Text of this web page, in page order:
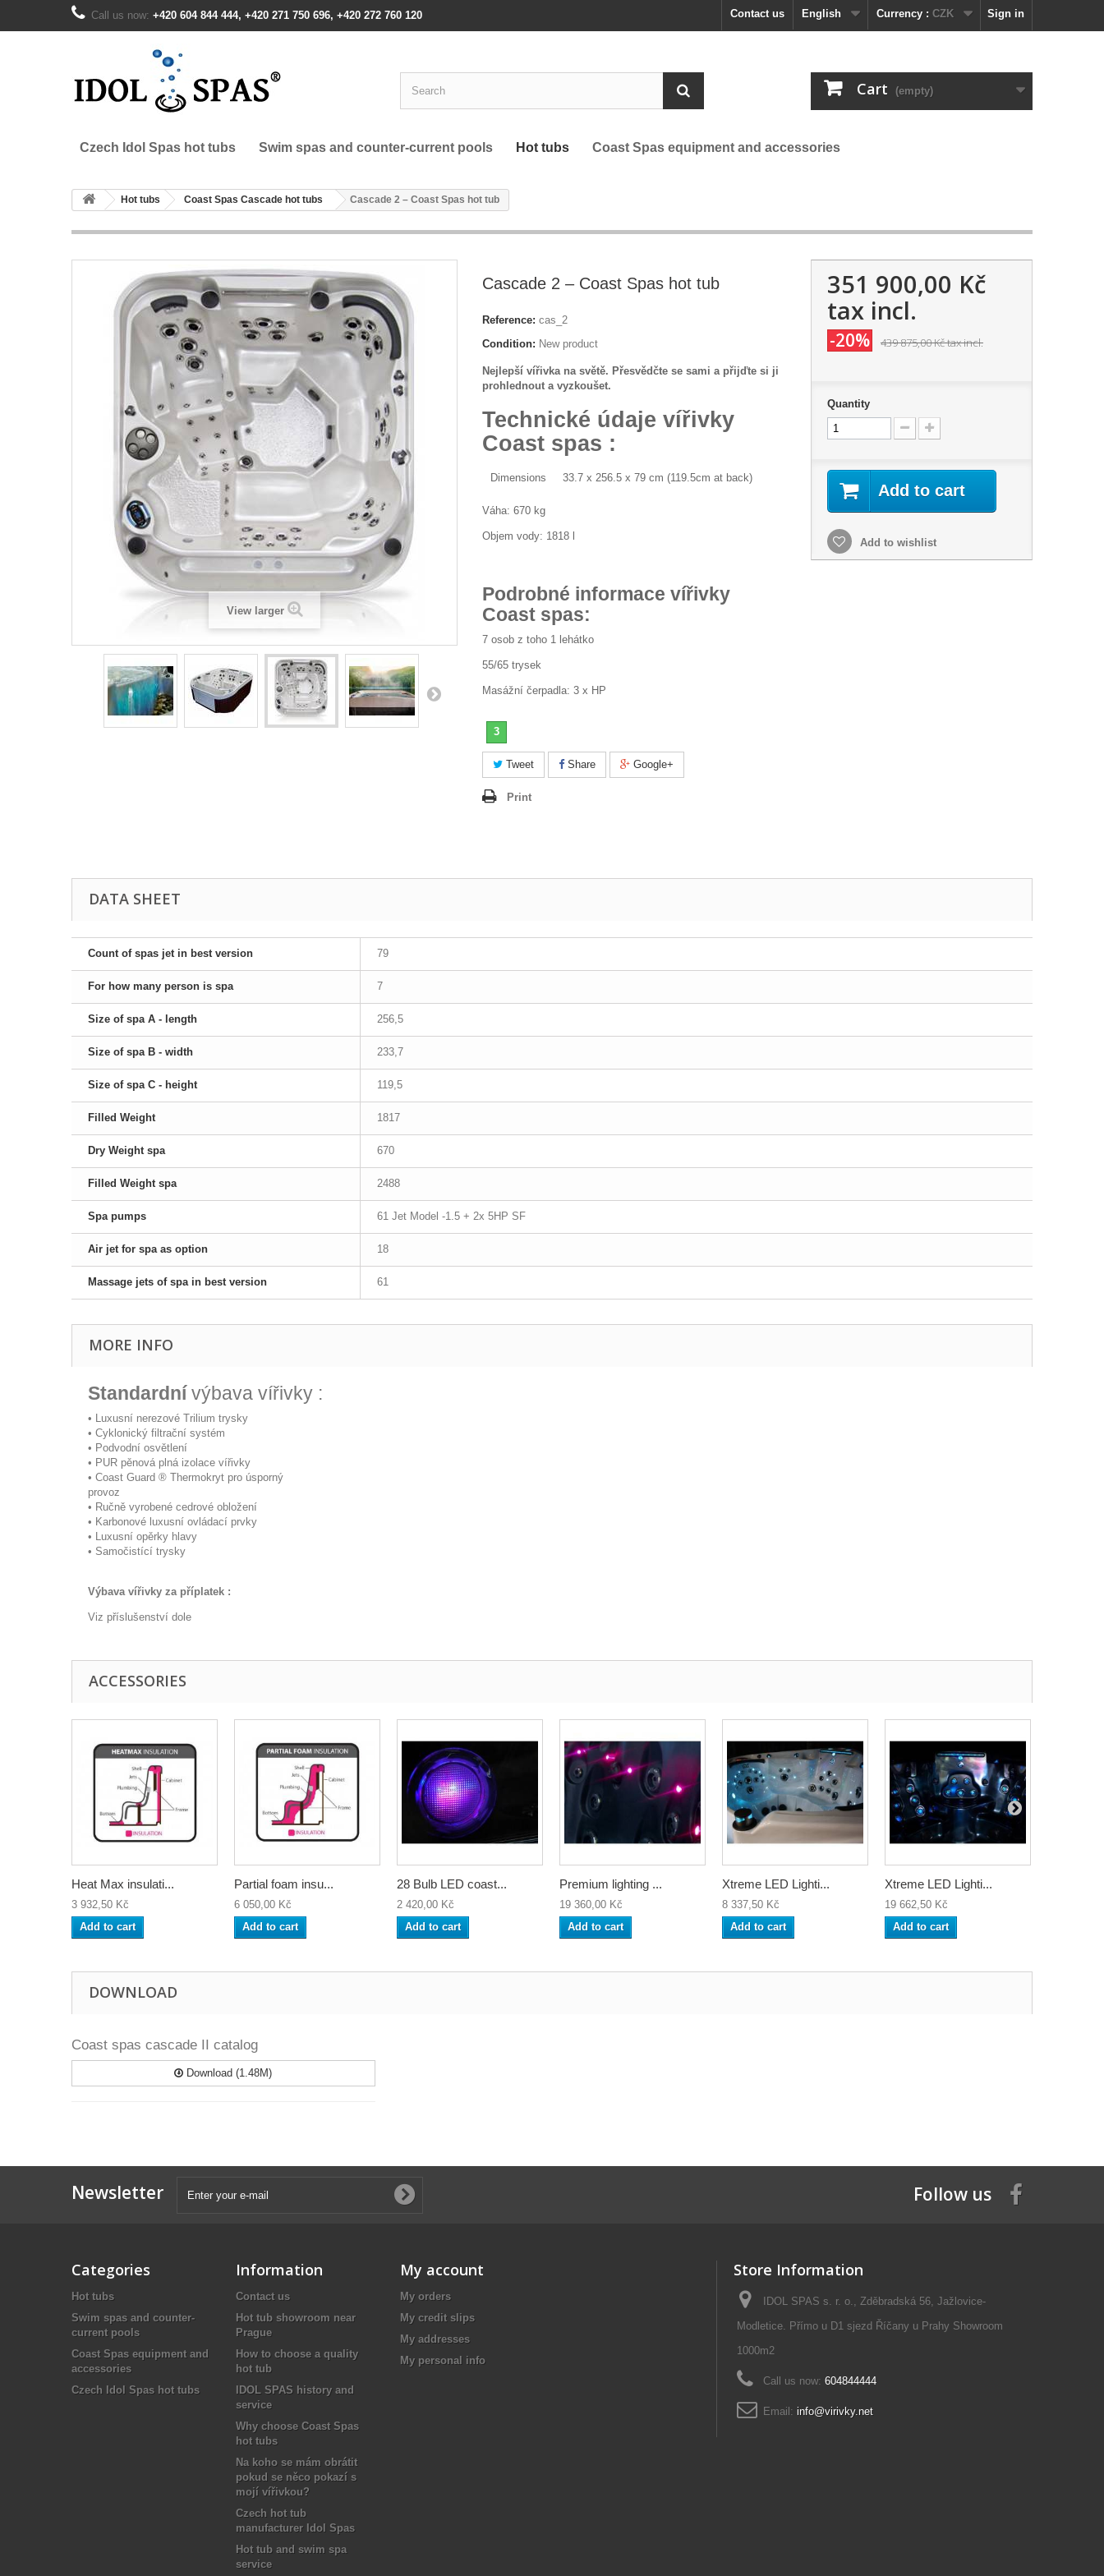
Sign in
Currency : CZK
English
Contact us
Call us now: +420 604 844 444, +420 271 750 696, +420 272 760 120
Cart (empty)
Czech Idol Spas hot tubs Swim spas and counter-current pools Hot tubs Coast Spas equipment and accessories
Hot tubs Coast Spas Cascade hot tubs Cascade 2 – Coast Spas hot tub
View larger
Cascade 2 – Coast Spas hot tub
Reference: cas_2
Condition: New product
Nejlepší vířivka na světě. Přesvědčte se sami a přijďte si ji
prohlednout a vyzkoušet.
Technické údaje vířivky
Coast spas :
Dimensions 33.7 x 256.5 x 79 cm (119.5cm at back)
Váha: 670 kg
Objem vody: 1818 l
Podrobné informace vířivky
Coast spas:
7 osob z toho 1 lehátko
55/65 trysek
Masážní čerpadla: 3 x HP
3
Tweet Share Google+
Print
351 900,00 Kč
tax incl.
-20% 439 875,00 Kčtax incl.
Quantity
Add to cart
Add to wishlist
DATA SHEET
Count of spas jet in best version 79
For how many person is spa 7
Size of spa A - length 256,5
Size of spa B - width 233,7
Size of spa C - height 119,5
Filled Weight 1817
Dry Weight spa 670
Filled Weight spa 2488
Spa pumps 61 Jet Model -1.5 + 2x 5HP SF
Air jet for spa as option 18
Massage jets of spa in best version 61
MORE INFO
Standardnívýbava vířivky :
• Luxusní nerezové Trilium trysky
• Cyklonický filtrační systém
• Podvodní osvětlení
• PUR pěnová plná izolace vířivky
• Coast Guard ® Thermokryt pro úsporný
provoz
• Ručně vyrobené cedrové obložení
• Karbonové luxusní ovládací prvky
• Luxusní opěrky hlavy
• Samočistící trysky
Výbava vířivky za příplatek :
Viz příslušenství dole
ACCESSORIES
Heat Max insulati...
3 932,50 Kč
Add to cart
Partial foam insu...
6 050,00 Kč
Add to cart
28 Bulb LED coast...
2 420,00 Kč
Add to cart
Premium lighting ...
19 360,00 Kč
Add to cart
Xtreme LED Lighti...
8 337,50 Kč
Add to cart
Xtreme LED Lighti...
19 662,50 Kč
Add to cart
DOWNLOAD
Coast spas cascade II catalog
Download (1.48M)
Newsletter Follow us
Categories
Hot tubs
Swim spas and counter-
current pools
Coast Spas equipment and
accessories
Czech Idol Spas hot tubs
Information
Contact us
Hot tub showroom near
Prague
How to choose a quality
hot tub
IDOL SPAS history and
service
Why choose Coast Spas
hot tubs
Na koho se mám obrátit
pokud se něco pokazí s
mojí vířivkou?
Czech hot tub
manufacturer Idol Spas
Hot tub and swim spa
service
My account
My orders
My credit slips
My addresses
My personal info
Store Information
IDOL SPAS s. r. o., Zděbradská 56, Jažlovice-
Modletice. Přímo u D1 sjezd Říčany u Prahy Showroom
1000m2
Call us now: 604844444
Email: info@virivky.net